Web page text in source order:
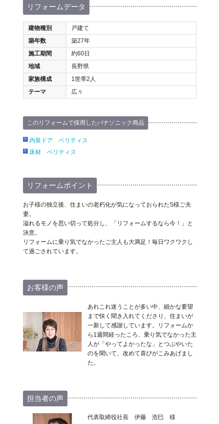
リフォームデータ
建物種別
戸建て
築年数
築27年
施工期間
約60日
地域
長野県
家族構成
1世帯2人
テーマ
広々
このリフォームで採用したパナソニック商品
内装ドア ベリティス
床材 ベリティス
リフォームポイント
お子様の独立後、住まいの老朽化が気になっておられたS様ご夫
妻。
溢れるモノを思い切って処分し、「リフォームするなら今！」と
決意。
リフォームに乗り気でなかったご主人も大満足！毎日ワクワクし
て過ごされています。
お客様の声
あれこれ迷うことが多い中、細かな要望
まで快く聞き入れてくださり、住まいが
一新して感謝しています。リフォームか
ら1週間経ったころ、乗り気でなかった主
人が「やってよかったな」とつぶやいた
のを聞いて、改めて喜びがこみあげまし
た。
担当者の声
代表取締役社長 伊藤 浩巳 様